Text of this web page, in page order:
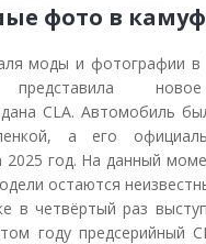
фото в
моды и фотографии в
представила
CLA. Автомобиль
а его
2025 год. На данный
остаются
в четвёртый раз
году предсерийный